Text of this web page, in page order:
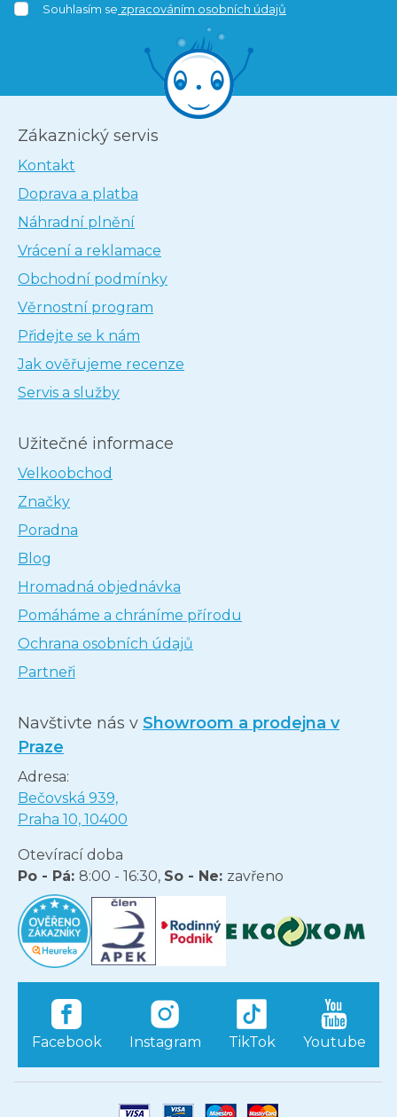
Souhlasím se zpracováním osobních údajů
Zákaznický servis
Kontakt
Doprava a platba
Náhradní plnění
Vrácení a reklamace
Obchodní podmínky
Věrnostní program
Přidejte se k nám
Jak ověřujeme recenze
Servis a služby
Užitečné informace
Velkoobchod
Značky
Poradna
Blog
Hromadná objednávka
Pomáháme a chráníme přírodu
Ochrana osobních údajů
Partneři
Navštivte nás v Showroom a prodejna v
Praze
Adresa:
Bečovská 939,
Praha 10, 10400
Otevírací doba
Po - Pá: 8:00 - 16:30, So - Ne: zavřeno
Facebook Instagram TikTok Youtube